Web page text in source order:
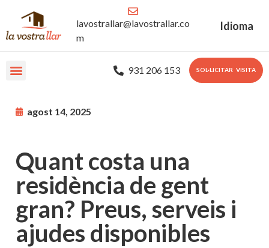
lavostrallar@lavostrallar.co
m
Idioma
931 206 153 SOL·LICITAR VISITA
agost 14, 2025
Quant costa una
residència de gent
gran? Preus, serveis i
ajudes disponibles